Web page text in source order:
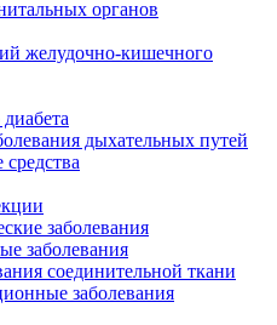
органов
желудочно-кишечного
дыхательных путей
заболевания
заболевания
соединительной ткани
заболевания